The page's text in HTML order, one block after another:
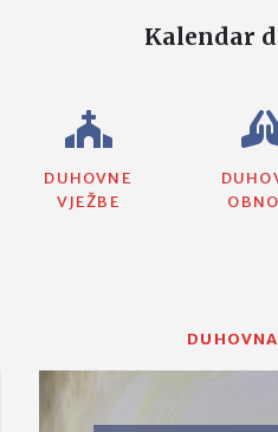
Kalendar
DUHOVNE
VJEŽBE